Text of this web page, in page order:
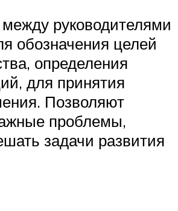
руководителями
обозначения целей
определения
для принятия
Позволяют
проблемы,
задачи развития